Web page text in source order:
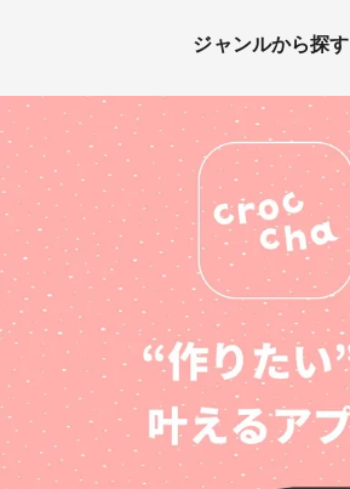
ジャンルから探す